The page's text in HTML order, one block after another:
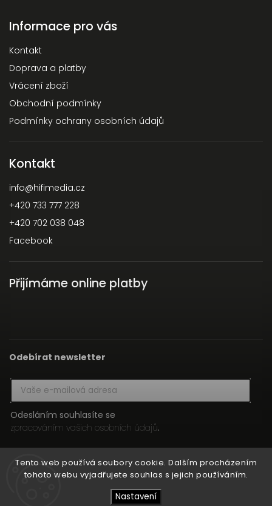
Tento web používá soubory cookie. Dalším procházením
tohoto webu vyjadřujete souhlas s jejich používáním.
Nastavení
Informace pro vás
Kontakt
Doprava a platby
Vrácení zboží
Obchodní podmínky
Podmínky ochrany osobních údajů
Kontakt
info@hifimedia.cz
+420 733 777 228
+420 702 038 048
Facebook
Přijímáme online platby
Odebírat newsletter
Odesláním souhlasíte se
zpracováním vašich osobních údajů.